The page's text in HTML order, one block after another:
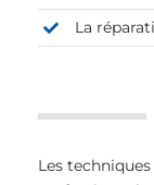
La
Les